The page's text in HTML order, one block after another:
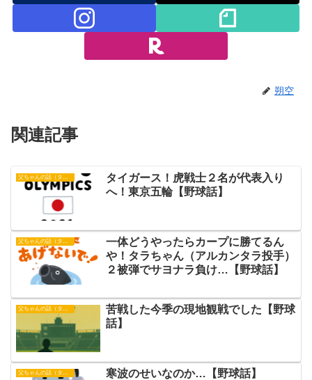
朔空
関連記事
タイガース！虎戦士２名が代表入り
へ！東京五輪【野球話】
一体どうやったらカープに勝てるん
や！タラちゃん（アルカンタラ投手）
２被弾でサヨナラ負け…【野球話】
父ちゃんの話（タイガース）
苦戦した今季の現地観戦でした【野球
話】
父ちゃんの話（タイガース） 寒波のせいなのか…【野球話】